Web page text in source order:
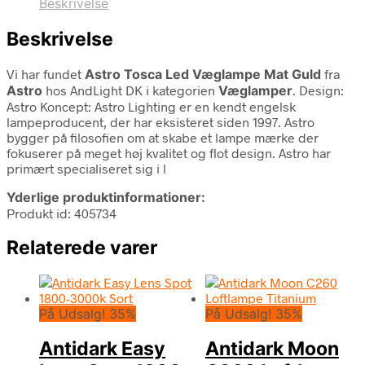
Beskrivelse
Beskrivelse
Vi har fundet Astro Tosca Led Væglampe Mat Guld fra
Astro hos AndLight DK i kategorien Væglamper. Design:
Astro Koncept: Astro Lighting er en kendt engelsk
lampeproducent, der har eksisteret siden 1997. Astro
bygger på filosofien om at skabe et lampe mærke der
fokuserer på meget høj kvalitet og flot design. Astro har
primært specialiseret sig i l
Yderlige produktinformationer:
Produkt id: 405734
Relaterede varer
På Udsalg! 35%
Antidark Easy
På Udsalg! 35%
Antidark Moon